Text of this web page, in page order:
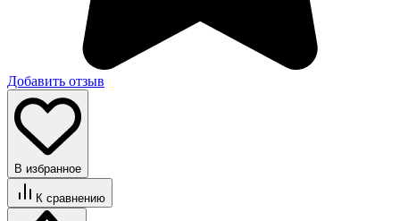
Добавить отзыв
В избранное
К сравнению